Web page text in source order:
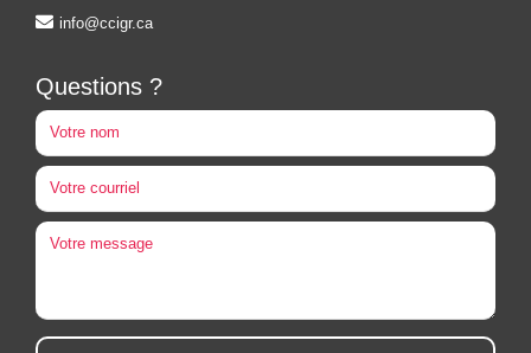
info@ccigr.ca
Questions ?